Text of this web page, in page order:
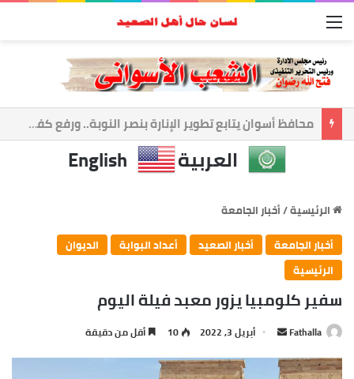
أسوان تعزز الشراكة الأمنية.. المحافظ ومدير الأمن يبحثان ملفات الأمن والتنميه
العربية English
الرئيسية/أخبار الجامعة
أخبار الجامعة
أخبار الصعيد أعداد البوابة
الديوان
الرئيسية
سفير كلومبيا يزور معبد فيلة اليوم
Fathalla أبريل 3, 2022 10 أقل من دقيقة